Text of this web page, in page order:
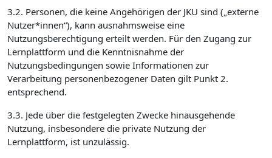
3.2. Personen, die keine Angehörigen der JKU sind („externe
Nutzer*innen“), kann ausnahmsweise eine
Nutzungsberechtigung erteilt werden. Für den Zugang zur
Lernplattform und die Kenntnisnahme der
Nutzungsbedingungen sowie Informationen zur
Verarbeitung personenbezogener Daten gilt Punkt 2.
entsprechend.
3.3. Jede über die festgelegten Zwecke hinausgehende
Nutzung, insbesondere die private Nutzung der
Lernplattform, ist unzulässig.